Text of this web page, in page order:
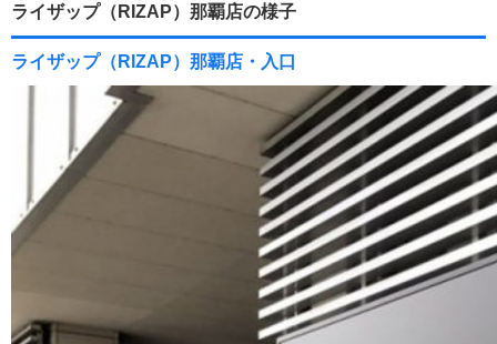
ライザップ（RIZAP）那覇店の様子
ライザップ（RIZAP）那覇店・入口